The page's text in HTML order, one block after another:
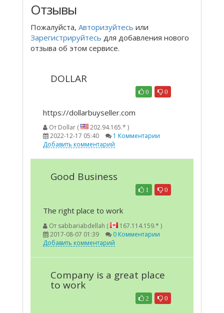
Отзывы
Пожалуйста, Авторизуйтесь или
Зарегистрируйтесь для добавления нового
отзыва об этом сервисе.
DOLLAR
0
0
https://dollarbuyseller.com
От Dollar (
202.94.165.* )
2022-12-17 05:40
1 Комментарии
Добавить комментарий
Good Business
0
1
The right place to work
От sabbariabdellah (
167.114.159.* )
2017-08-07 01:39
0 Комментарии
Добавить комментарий
Company is a great place
to work
0
2